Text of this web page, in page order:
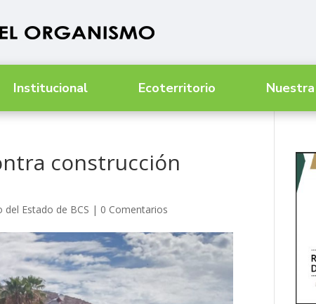
Institucional Ecoterritorio
construcción
del Estado de BCS | 0 Comentarios